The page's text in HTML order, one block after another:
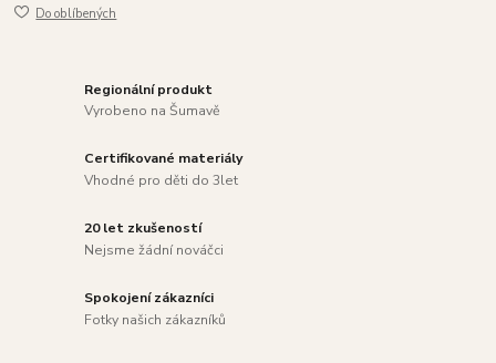
Do oblíbených
Regionální produkt
Vyrobeno na Šumavě
Certifikované materiály
Vhodné pro děti do 3let
20 let zkušeností
Nejsme žádní nováčci
Spokojení zákazníci
Fotky našich zákazníků